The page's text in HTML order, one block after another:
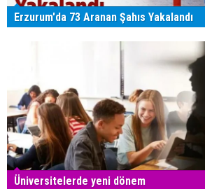
Erzurum'da 73 Aranan Şahıs Yakalandı
Üniversitelerde yeni dönem